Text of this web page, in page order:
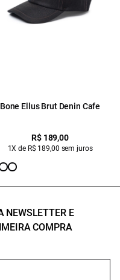
Bone Ellus Brut Denin Cafe
R$ 189,00
1X de R$ 189,00 sem juros
NEWSLETTER E
COMPRA